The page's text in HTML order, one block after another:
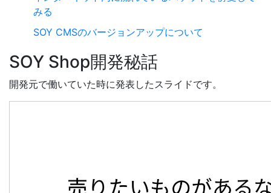
みる
SOY CMSのバージョンアップについて
SOY Shop開発秘話
開発元で働いていた時に発表したスライドです。